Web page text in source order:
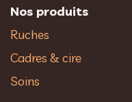
Nos produits
Ruches
Cadres & cire
Soins